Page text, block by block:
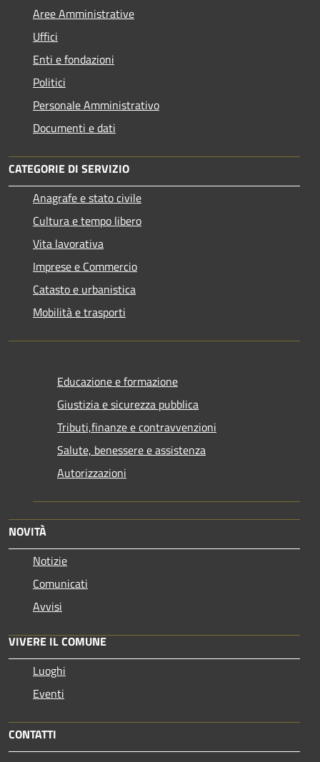
Aree Amministrative
Uffici
Enti e fondazioni
Politici
Personale Amministrativo
Documenti e dati
CATEGORIE DI SERVIZIO
Anagrafe e stato civile
Cultura e tempo libero
Vita lavorativa
Imprese e Commercio
Catasto e urbanistica
Mobilità e trasporti
Educazione e formazione
Giustizia e sicurezza pubblica
Tributi,finanze e contravvenzioni
Salute, benessere e assistenza
Autorizzazioni
NOVITÀ
Notizie
Comunicati
Avvisi
VIVERE IL COMUNE
Luoghi
Eventi
CONTATTI